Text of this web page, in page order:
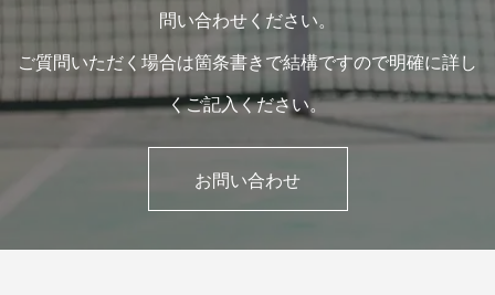
問い合わせください。
ご質問いただく場合は箇条書きで結構ですので明確に詳し
くご記入ください。
お問い合わせ